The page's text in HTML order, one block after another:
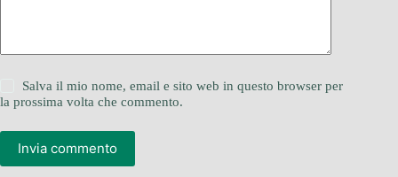
Salva il mio nome, email e sito web in questo browser per
la prossima volta che commento.
Invia commento